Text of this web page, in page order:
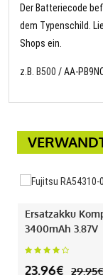
Der Batteriecode
dem Typenschild.
Shops ein.
z.B. B500 / AA-
Ersatzakku
3400mAh 3.87V
23.96€ 29.95€